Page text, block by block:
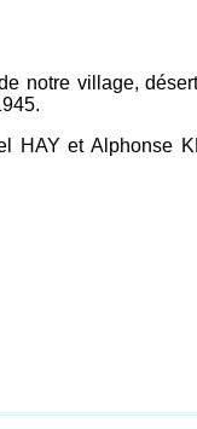
notre village,
HAY et Alphonse